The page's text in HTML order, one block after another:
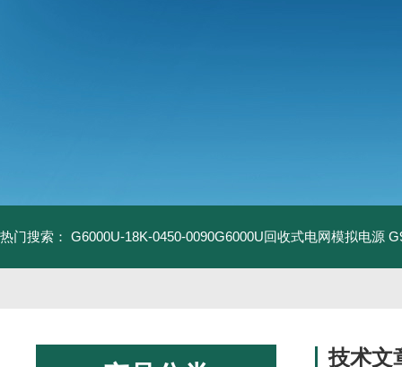
热门搜索： G6000U-18K-0450-0090G6000U回收式电网模拟电源
技术文